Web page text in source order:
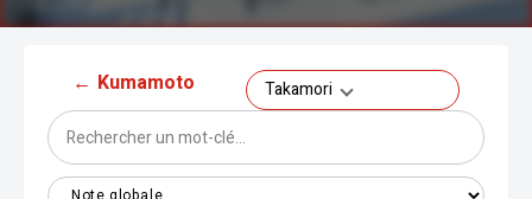
← Kumamoto Takamori